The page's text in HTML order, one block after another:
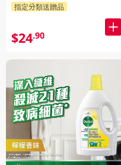
指定分類送贈品
$24.90